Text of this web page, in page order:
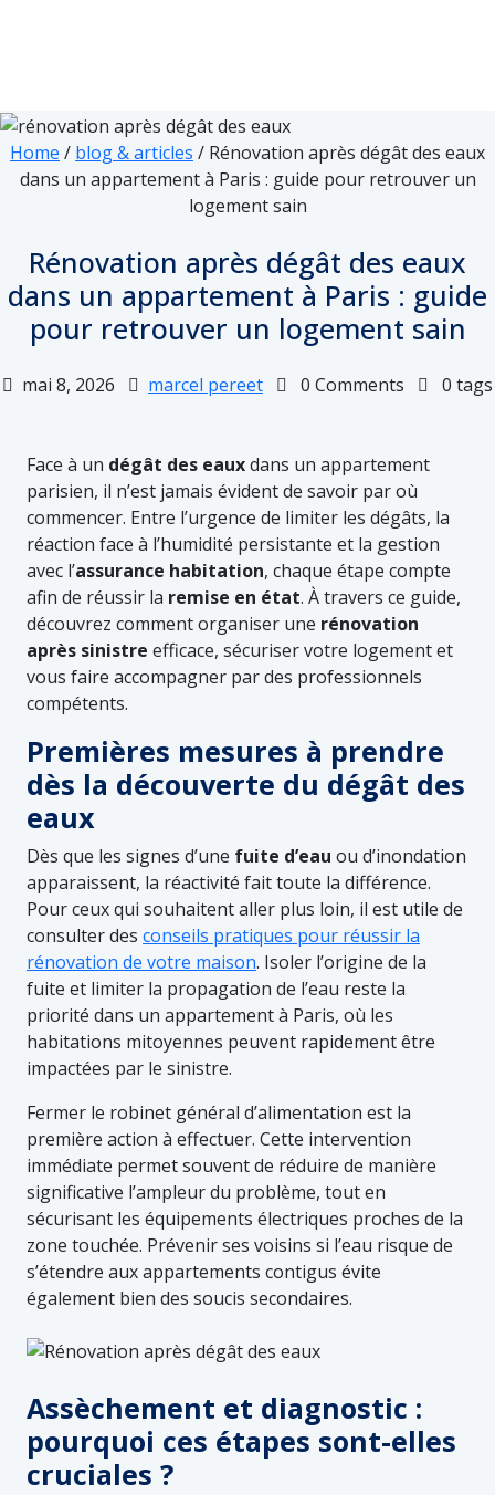
Home / blog & articles / Rénovation après dégât des eaux
dans un appartement à Paris : guide pour retrouver un
logement sain
Rénovation après dégât des eaux
dans un appartement à Paris : guide
pour retrouver un logement sain
mai 8, 2026 marcel pereet 0 Comments 0 tags
Face à un dégât des eauxdans un appartement
parisien, il n’est jamais évident de savoir par où
commencer. Entre l’urgence de limiter les dégâts, la
réaction face à l’humidité persistante et la gestion
avec l’assurance habitation, chaque étape compte
afin de réussir la remise en état. À travers ce guide,
découvrez comment organiser une rénovation
après sinistre efficace, sécuriser votre logement et
vous faire accompagner par des professionnels
compétents.
Premières mesures à prendre
dès la découverte du dégât des
eaux
Dès que les signes d’une fuite d’eau ou d’inondation
apparaissent, la réactivité fait toute la différence.
Pour ceux qui souhaitent aller plus loin, il est utile de
consulter des conseils pratiques pour réussir la
rénovation de votre maison. Isoler l’origine de la
fuite et limiter la propagation de l’eau reste la
priorité dans un appartement à Paris, où les
habitations mitoyennes peuvent rapidement être
impactées par le sinistre.
Fermer le robinet général d’alimentation est la
première action à effectuer. Cette intervention
immédiate permet souvent de réduire de manière
significative l’ampleur du problème, tout en
sécurisant les équipements électriques proches de la
zone touchée. Prévenir ses voisins si l’eau risque de
s’étendre aux appartements contigus évite
également bien des soucis secondaires.
Assèchement et diagnostic :
pourquoi ces étapes sont-elles
cruciales ?